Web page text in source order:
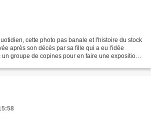
cette photo pas banale et l'histoire du stock
après son décès par sa fille qui a eu l'idée
groupe de copines pour en faire une exposition